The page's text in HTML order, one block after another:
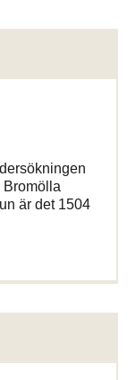
Bromölla
är det 1504